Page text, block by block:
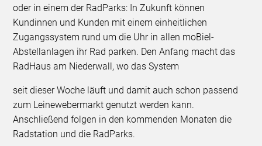
oder in einem der RadParks: In Zukunft können
Kundinnen und Kunden mit einem einheitlichen
Zugangssystem rund um die Uhr in allen moBiel-
Abstellanlagen ihr Rad parken. Den Anfang macht das
RadHaus am Niederwall, wo das System
seit dieser Woche läuft und damit auch schon passend
zum Leinewebermarkt genutzt werden kann.
Anschließend folgen in den kommenden Monaten die
Radstation und die RadParks.